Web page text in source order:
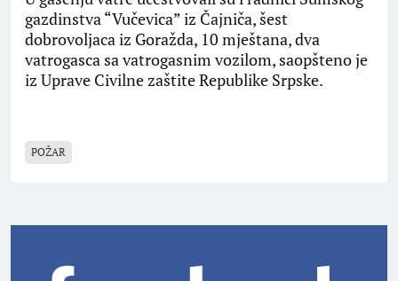
gazdinstva “Vučevica” iz Čajniča, šest
dobrovoljaca iz Goražda, 10 mještana, dva
vatrogasca sa vatrogasnim vozilom, saopšteno je
iz Uprave Civilne zaštite Republike Srpske.
POŽAR